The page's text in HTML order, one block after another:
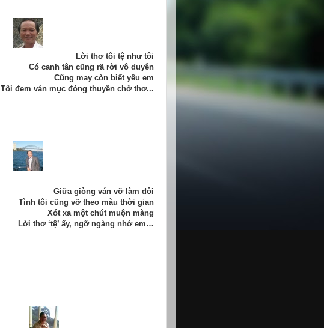
Lời thơ tôi tệ như tôi
Có canh tân cũng rã rời vô duyên
Cũng may còn biết yêu em
Tôi đem ván mục đóng thuyền chở thơ...
Giữa giòng ván vỡ làm đôi
Tình tôi cũng vỡ theo màu thời gian
Xót xa một chút muộn màng
Lời thơ ‘tệ’ ấy, ngỡ ngàng nhớ em…